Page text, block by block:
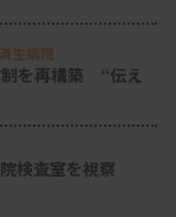
生病院
を再構築 “伝え
検査室を視察